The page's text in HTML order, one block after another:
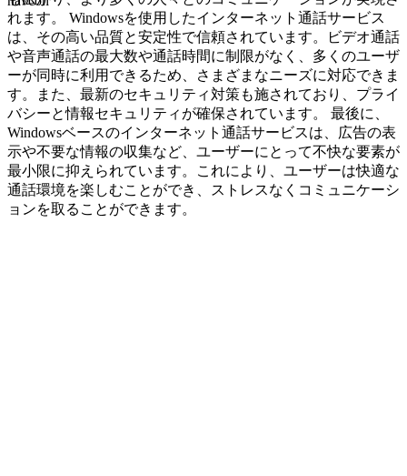
れます。 Windowsを使用したインターネット通話サービス
は、その高い品質と安定性で信頼されています。ビデオ通話
や音声通話の最大数や通話時間に制限がなく、多くのユーザ
ーが同時に利用できるため、さまざまなニーズに対応できま
す。また、最新のセキュリティ対策も施されており、プライ
バシーと情報セキュリティが確保されています。 最後に、
Windowsベースのインターネット通話サービスは、広告の表
示や不要な情報の収集など、ユーザーにとって不快な要素が
最小限に抑えられています。これにより、ユーザーは快適な
通話環境を楽しむことができ、ストレスなくコミュニケーシ
ョンを取ることができます。